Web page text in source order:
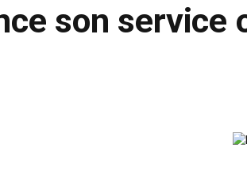
son service